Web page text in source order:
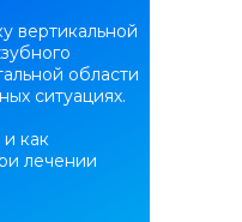
вертикальной
области
ситуациях.
как
лечении